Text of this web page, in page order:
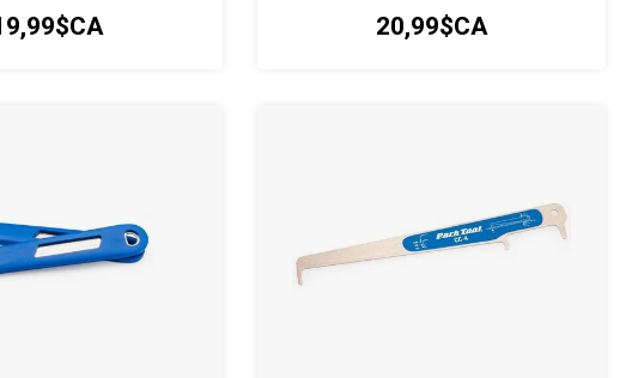
d'atelier dans le monde entier.
20,99$CA